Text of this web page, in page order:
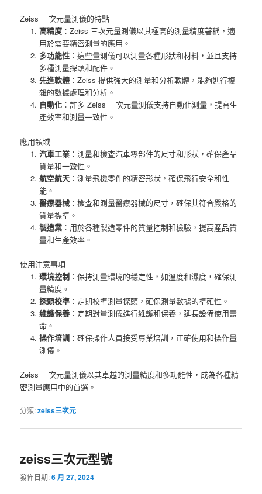
Zeiss 三次元量測儀的特點
高精度：Zeiss 三次元量測儀以其極高的測量精度著稱，適
用於需要精密測量的應用。
多功能性：這些量測儀可以測量各種形狀和材料，並且支持
多種測量探頭和配件。
先進軟體：Zeiss 提供強大的測量和分析軟體，能夠進行複
雜的數據處理和分析。
自動化：許多 Zeiss 三次元量測儀支持自動化測量，提高生
產效率和測量一致性。
應用領域
汽車工業：測量和檢查汽車零部件的尺寸和形狀，確保產品
質量和一致性。
航空航天：測量飛機零件的精密形狀，確保飛行安全和性
能。
醫療器械：檢查和測量醫療器械的尺寸，確保其符合嚴格的
質量標準。
製造業：用於各種製造零件的質量控制和檢驗，提高產品質
量和生產效率。
使用注意事項
環境控制：保持測量環境的穩定性，如溫度和濕度，確保測
量精度。
探頭校準：定期校準測量探頭，確保測量數據的準確性。
維護保養：定期對量測儀進行維護和保養，延長設備使用壽
命。
操作培訓：確保操作人員接受專業培訓，正確使用和操作量
測儀。
Zeiss 三次元量測儀以其卓越的測量精度和多功能性，成為各種精
密測量應用中的首選。
分類:zeiss三次元
zeiss三次元型號
發佈日期:6 月 27, 2024